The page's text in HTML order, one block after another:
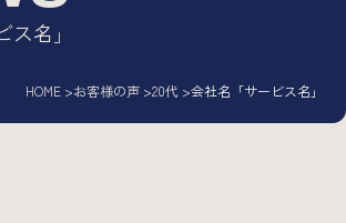
名」
HOME お客様の声 20代 会社名「サービス名」